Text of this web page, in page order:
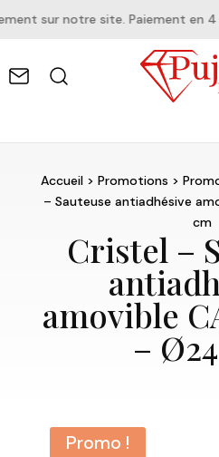
sur notre site. Paiement en 4
Accueil >Promotions >
– Sauteuse antiadhésive
cm
Cristel –
amovible
–
Promo !